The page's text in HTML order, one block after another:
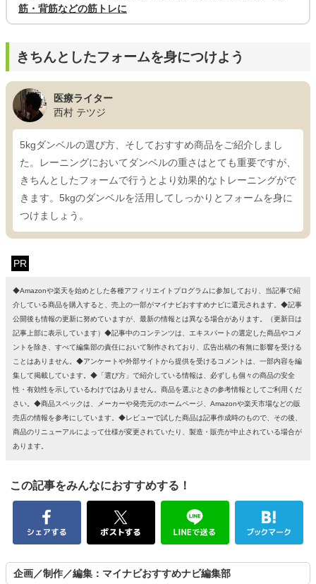
筋・背筋などの筋トレに
きちんとしたフォームを身につけよう
医療ライター
西村 テツジ
5kgダンベルの選び方、そしておすすめ商品をご紹介しまし
た。レーニングにおいてダンベルの重さはとても重要ですが、
きちんとしたフォームで行うとより効果的なトレーニングがで
きます。5kgのダンベルを活用してしっかりとフォームを身に
つけましょう。
PR
◆Amazonや楽天を始めとした各種アフィリエイトプログラムに参加しており、当記事で紹
介している商品を購入すると、売上の一部がマイナビおすすめナビに還元されます。◆記事
公開後も情報の更新に努めていますが、最新の情報とは異なる場合があります。（更新日は
記事上部に表示しています）◆記事中のコンテンツは、エキスパートの選定した商品やコメ
ントを除き、すべて編集部の責任において制作されており、広告出稿の有無に影響を受ける
ことはありません。◆アンケートや外部サイトから提供を受けるコメントは、一部内容を編
集して掲載しています。◆「選び方」で紹介している情報は、必ずしも個々の商品の安全
性・有効性を示しているわけではありません。商品を選ぶときの参考情報としてご利用くだ
さい。◆商品スペックは、メーカーや発売元のホームページ、Amazonや楽天市場などの販
売店の情報を参考にしています。◆レビューで試した商品は記事作成時のもので、その後、
商品のリニューアルによって仕様が変更されていたり、製造・販売が中止されている場合が
あります。
この記事をみんなにおすすめする！
企画／制作／編集：マイナビおすすめナビ編集部